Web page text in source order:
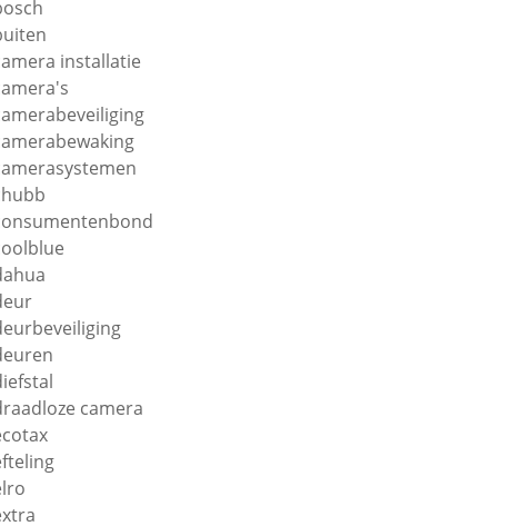
installatie
camera